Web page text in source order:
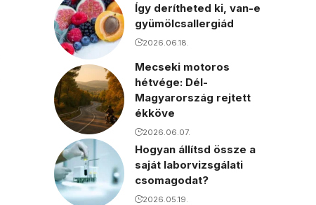
Így derítheted ki, van-e
gyümölcsallergiád
2026.06.18.
Mecseki motoros
hétvége: Dél-
Magyarország rejtett
ékköve
2026.06.07.
Hogyan állítsd össze a
saját laborvizsgálati
csomagodat?
2026.05.19.